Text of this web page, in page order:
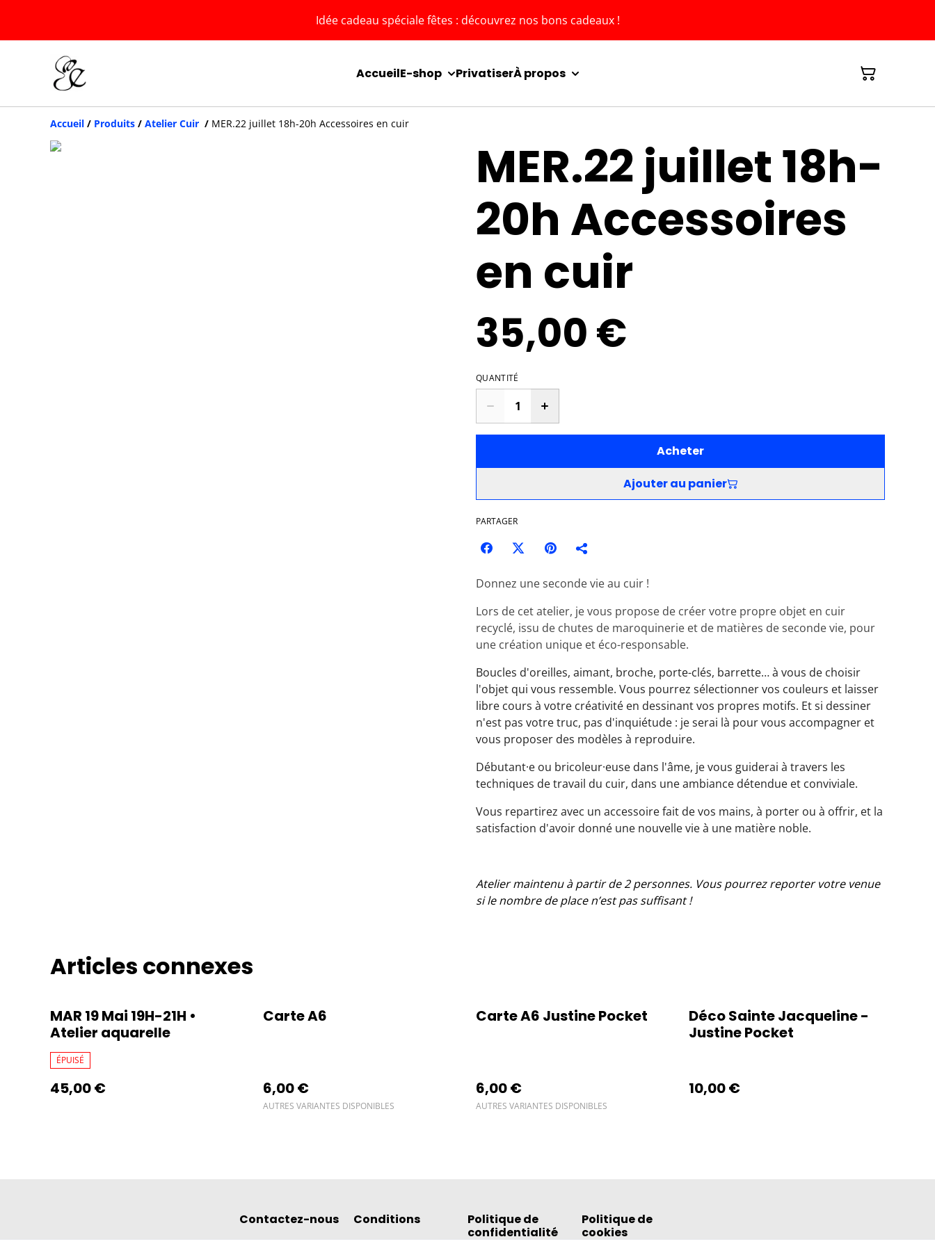
Idée cadeau spéciale fêtes : découvrez nos bons cadeaux !
AccueilE-shop PrivatiserÀ propos
Accueil / Produits / Atelier Cuir / MER.22 juillet 18h-20h Accessoires en cuir
MER.22 juillet 18h-
20h Accessoires
en cuir
35,00 €
QUANTITÉ
Acheter
Ajouter au panier
PARTAGER
Donnez une seconde vie au cuir !
Lors de cet atelier, je vous propose de créer votre propre objet en cuir
recyclé, issu de chutes de maroquinerie et de matières de seconde vie, pour
une création unique et éco-responsable.
Boucles d'oreilles, aimant, broche, porte-clés, barrette… à vous de choisir
l'objet qui vous ressemble. Vous pourrez sélectionner vos couleurs et laisser
libre cours à votre créativité en dessinant vos propres motifs. Et si dessiner
n'est pas votre truc, pas d'inquiétude : je serai là pour vous accompagner et
vous proposer des modèles à reproduire.
Débutant·e ou bricoleur·euse dans l'âme, je vous guiderai à travers les
techniques de travail du cuir, dans une ambiance détendue et conviviale.
Vous repartirez avec un accessoire fait de vos mains, à porter ou à offrir, et la
satisfaction d'avoir donné une nouvelle vie à une matière noble.
Atelier maintenu à partir de 2 personnes. Vous pourrez reporter votre venue
si le nombre de place n’est pas suffisant !
Articles connexes
MAR 19 Mai 19H-21H •
Atelier aquarelle
ÉPUISÉ
45,00 €
Carte A6
6,00 €
AUTRES VARIANTES DISPONIBLES
Carte A6 Justine Pocket
6,00 €
AUTRES VARIANTES DISPONIBLES
Déco Sainte Jacqueline -
Justine Pocket
10,00 €
Contactez-nous Conditions
Politique de
confidentialité
Politique de
cookies